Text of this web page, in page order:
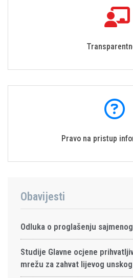
Pravo na pristup
Obavijesti
Odluka o proglašenju
Studije Glavne ocjene
mrežu za zahvat lijevog